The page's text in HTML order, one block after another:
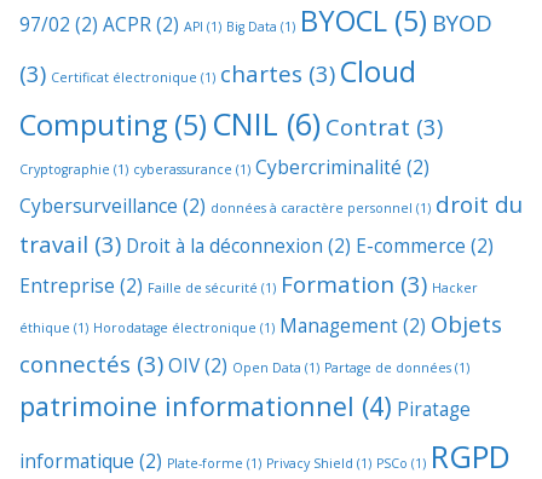
97/02 (2) ACPR(2) API (1) Big Data (1) BYOCL (5) BYOD
(3) Certificat électronique (1) chartes (3) Cloud
Computing (5) CNIL (6) Contrat (3)
Cryptographie (1) cyberassurance (1) Cybercriminalité (2)
Cybersurveillance (2) données à caractère personnel (1) droit du
travail (3) Droit à la déconnexion (2) E-commerce (2)
Entreprise (2) Faille de sécurité (1) Formation (3) Hacker
éthique (1) Horodatage électronique (1) Management(2) Objets
connectés (3)OIV(2) Open Data (1) Partage de données (1)
patrimoine informationnel (4) Piratage
informatique (2) Plate-forme (1) Privacy Shield (1) PSCo (1) RGPD